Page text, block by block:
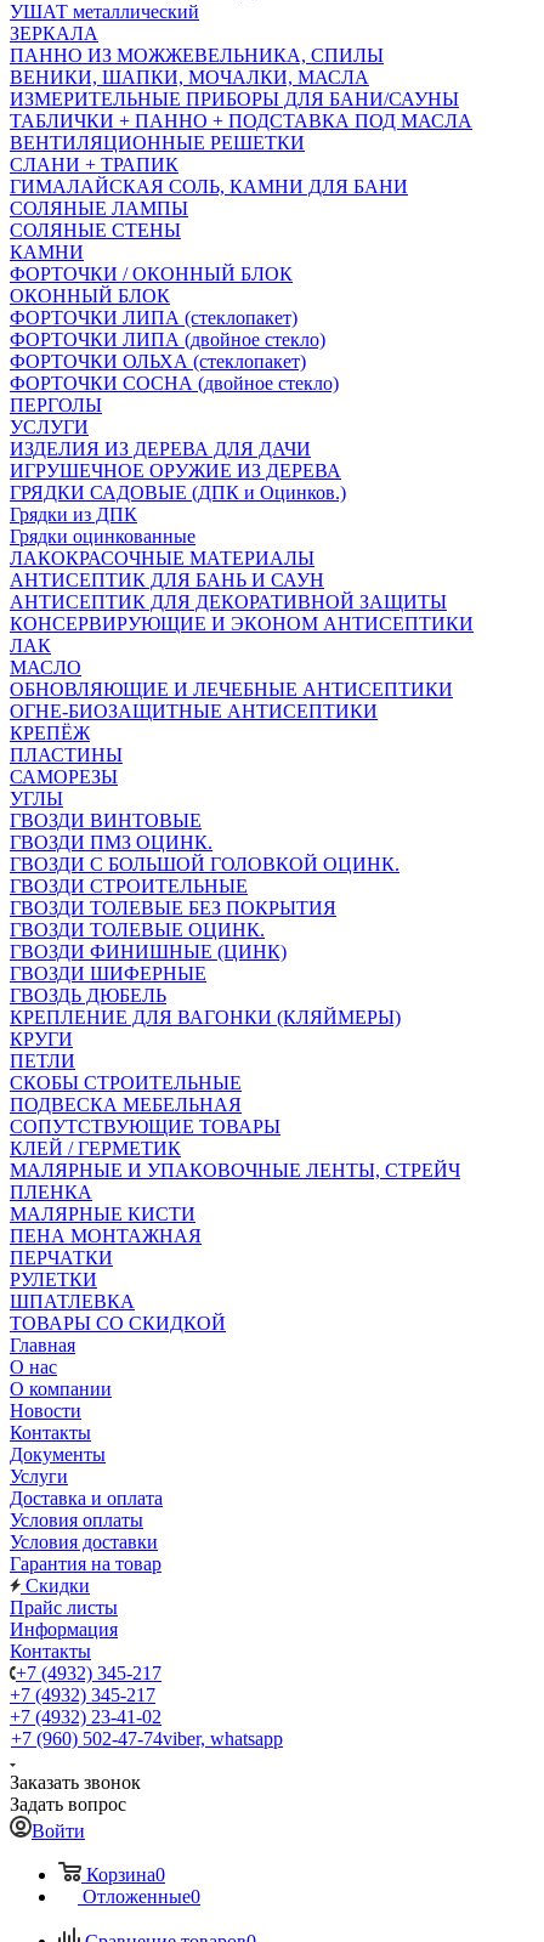
УШАТ металлический
ЗЕРКАЛА
ПАННО ИЗ МОЖЖЕВЕЛЬНИКА, СПИЛЫ
ВЕНИКИ, ШАПКИ, МОЧАЛКИ, МАСЛА
ИЗМЕРИТЕЛЬНЫЕ ПРИБОРЫ ДЛЯ БАНИ/САУНЫ
ТАБЛИЧКИ + ПАННО + ПОДСТАВКА ПОД МАСЛА
ВЕНТИЛЯЦИОННЫЕ РЕШЕТКИ
СЛАНИ + ТРАПИК
ГИМАЛАЙСКАЯ СОЛЬ, КАМНИ ДЛЯ БАНИ
СОЛЯНЫЕ ЛАМПЫ
СОЛЯНЫЕ СТЕНЫ
КАМНИ
ФОРТОЧКИ / ОКОННЫЙ БЛОК
ОКОННЫЙ БЛОК
ФОРТОЧКИ ЛИПА (стеклопакет)
ФОРТОЧКИ ЛИПА (двойное стекло)
ФОРТОЧКИ ОЛЬХА (стеклопакет)
ФОРТОЧКИ СОСНА (двойное стекло)
ПЕРГОЛЫ
УСЛУГИ
ИЗДЕЛИЯ ИЗ ДЕРЕВА ДЛЯ ДАЧИ
ИГРУШЕЧНОЕ ОРУЖИЕ ИЗ ДЕРЕВА
ГРЯДКИ САДОВЫЕ (ДПК и Оцинков.)
Грядки из ДПК
Грядки оцинкованные
ЛАКОКРАСОЧНЫЕ МАТЕРИАЛЫ
АНТИСЕПТИК ДЛЯ БАНЬ И САУН
АНТИСЕПТИК ДЛЯ ДЕКОРАТИВНОЙ ЗАЩИТЫ
КОНСЕРВИРУЮЩИЕ И ЭКОНОМ АНТИСЕПТИКИ
ЛАК
МАСЛО
ОБНОВЛЯЮЩИЕ И ЛЕЧЕБНЫЕ АНТИСЕПТИКИ
ОГНЕ-БИОЗАЩИТНЫЕ АНТИСЕПТИКИ
КРЕПЁЖ
ПЛАСТИНЫ
САМОРЕЗЫ
УГЛЫ
ГВОЗДИ ВИНТОВЫЕ
ГВОЗДИ ПМЗ ОЦИНК.
ГВОЗДИ С БОЛЬШОЙ ГОЛОВКОЙ ОЦИНК.
ГВОЗДИ СТРОИТЕЛЬНЫЕ
ГВОЗДИ ТОЛЕВЫЕ БЕЗ ПОКРЫТИЯ
ГВОЗДИ ТОЛЕВЫЕ ОЦИНК.
ГВОЗДИ ФИНИШНЫЕ (ЦИНК)
ГВОЗДИ ШИФЕРНЫЕ
ГВОЗДЬ ДЮБЕЛЬ
КРЕПЛЕНИЕ ДЛЯ ВАГОНКИ (КЛЯЙМЕРЫ)
КРУГИ
ПЕТЛИ
СКОБЫ СТРОИТЕЛЬНЫЕ
ПОДВЕСКА МЕБЕЛЬНАЯ
СОПУТСТВУЮЩИЕ ТОВАРЫ
КЛЕЙ / ГЕРМЕТИК
МАЛЯРНЫЕ И УПАКОВОЧНЫЕ ЛЕНТЫ, СТРЕЙЧ
ПЛЕНКА
МАЛЯРНЫЕ КИСТИ
ПЕНА МОНТАЖНАЯ
ПЕРЧАТКИ
РУЛЕТКИ
ШПАТЛЕВКА
ТОВАРЫ СО СКИДКОЙ
Главная
О нас
О компании
Новости
Контакты
Документы
Услуги
Доставка и оплата
Условия оплаты
Условия доставки
Гарантия на товар
Скидки
Прайс листы
Информация
Контакты
+7 (4932) 345-217
+7 (4932) 345-217
+7 (4932) 23-41-02
+7 (960) 502-47-74viber, whatsapp
Заказать звонок
Задать вопрос
Войти
Корзина0
Отложенные0